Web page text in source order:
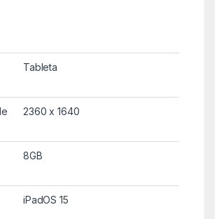
Tableta
2360 x 1640
8GB
iPadOS 15